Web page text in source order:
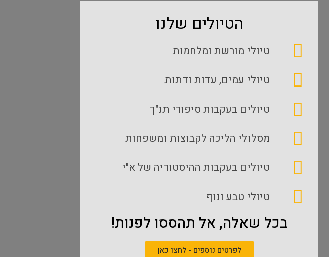
הטיולים שלנו
טיולי מורשת ומלחמות
טיולי עמים, עדות ודתות
טיולים בעקבות סיפורי תנ"ך
מסלולי הליכה לקבוצות ומשפחות
טיולים בעקבות ההיסטוריה של א"י
טיולי טבע ונוף
בכל שאלה, אל תהססו לפנות!
לפרטים נוספים - לחצו כאן